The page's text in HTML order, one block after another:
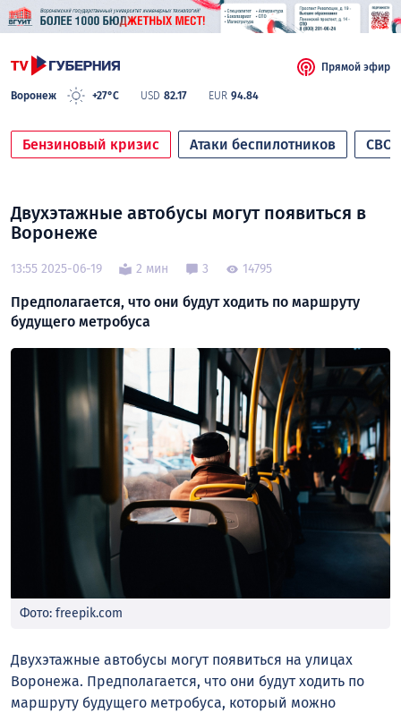
Воронеж +27°C USD 82.17 EUR 94.84
Прямой эфир
Бензиновый кризис Атаки беспилотников СВО
Двухэтажные автобусы могут появиться в
Воронеже
13:55 2025-06-19 2 мин 3 14795
Предполагается, что они будут ходить по маршруту
будущего метробуса
Фото: freepik.com
Двухэтажные автобусы могут появиться на улицах
Воронежа. Предполагается, что они будут ходить по
маршруту будущего метробуса, который можно